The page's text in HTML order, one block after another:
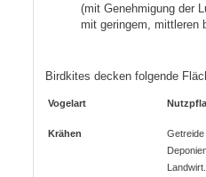
(mit Genehmigung der
mit geringem, mittleren
Birdkites decken folgende
Vogelart
Krähen
Getreide